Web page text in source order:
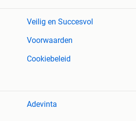
Veilig en Succesvol
Voorwaarden
Cookiebeleid
Adevinta